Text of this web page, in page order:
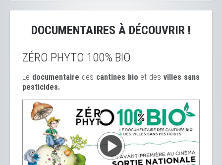
DOCUMENTAIRES À DÉCOUVRIR !
ZÉRO PHYTO 100% BIO
Le documentaire des cantines bio et desvilles sans
pesticides.